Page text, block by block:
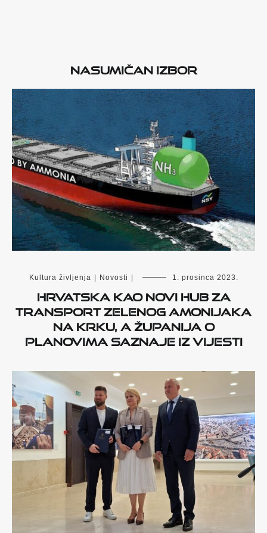
Nasumičan izbor
Kultura življenja Novosti 1. prosinca 2023.
Hrvatska kao novi hub za
transport zelenog amonijaka
na Krku, a Županija o
planovima saznaje iz vijesti